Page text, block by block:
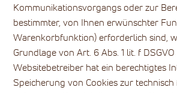
Kommunikationsvorgangs oder zur
bestimmter, von Ihnen erwünschter
Warenkorbfunktion) erforderlich sind,
Grundlage von Art. 6 Abs. 1 lit. f
Websitebetreiber hat ein berechtigtes
Speicherung von Cookies zur